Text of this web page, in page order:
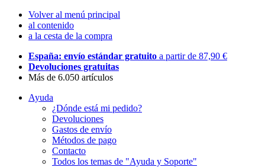
Volver al menú principal
al contenido
a la cesta de la compra
España: envío estándar gratuito a partir de 87,90 €
Devoluciones gratuitas
Más de 6.050 artículos
Ayuda
¿Dónde está mi pedido?
Devoluciones
Gastos de envío
Métodos de pago
Contacto
Todos los temas de "Ayuda y Soporte"